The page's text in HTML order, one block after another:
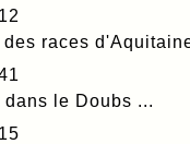
races
le Doubs ...